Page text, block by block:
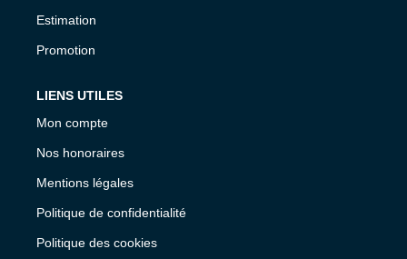
Estimation
Promotion
LIENS UTILES
Mon compte
Nos honoraires
Mentions légales
Politique de confidentialité
Politique des cookies